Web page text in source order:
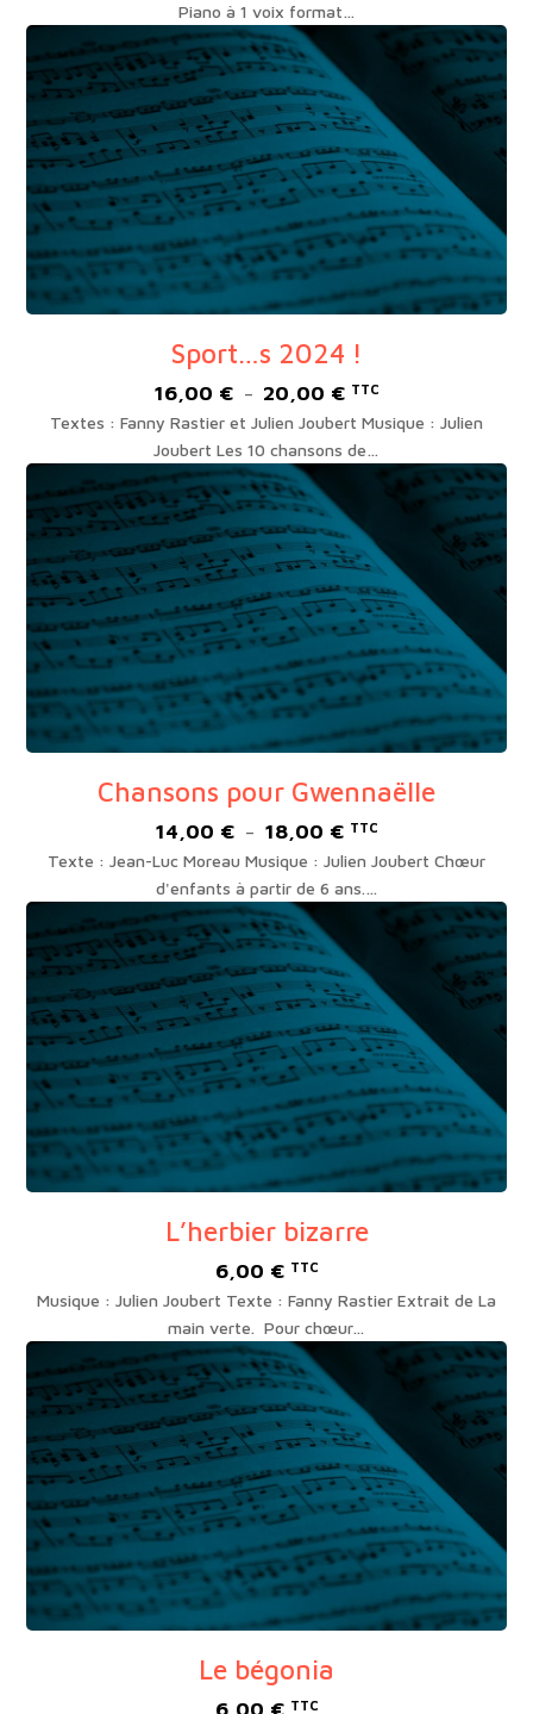
26,00 €
32,00 €
Piano à 1 voix format…
Sport…s 2024 !
16,00 € – 20,00 € Plage
de
prix :
16,00 €
20,00 €
TTC
Textes : Fanny Rastier et Julien Joubert Musique : Julien
Joubert Les 10 chansons de…
Chansons pour Gwennaëlle
14,00 € – 18,00 € Plage
de
prix :
14,00 €
18,00 €
TTC
Texte : Jean-Luc Moreau Musique : Julien Joubert Chœur
d'enfants à partir de 6 ans.…
L’herbier bizarre
6,00 € TTC
Musique : Julien Joubert Texte : Fanny Rastier Extrait de La
main verte. Pour chœur…
Le bégonia
6,00 € TTC